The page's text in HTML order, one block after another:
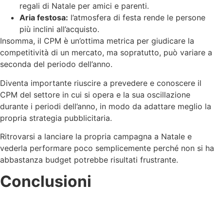
regali di Natale per amici e parenti.
Aria festosa: l’atmosfera di festa rende le persone
più inclini all’acquisto.
Insomma, il CPM è un’ottima metrica per giudicare la
competitività di un mercato, ma sopratutto, può variare a
seconda del periodo dell’anno.
Diventa importante riuscire a prevedere e conoscere il
CPM del settore in cui si opera e la sua oscillazione
durante i periodi dell’anno, in modo da adattare meglio la
propria strategia pubblicitaria.
Ritrovarsi a lanciare la propria campagna a Natale e
vederla performare poco semplicemente perché non si ha
abbastanza budget potrebbe risultati frustrante.
Conclusioni